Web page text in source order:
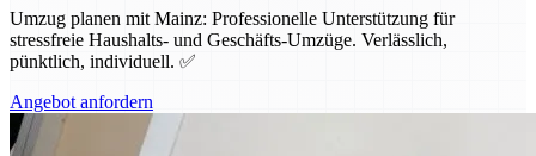
Umzug planen mit Mainz: Professionelle Unterstützung für
stressfreie Haushalts- und Geschäfts-Umzüge. Verlässlich,
pünktlich, individuell. ✅
Angebot anfordern